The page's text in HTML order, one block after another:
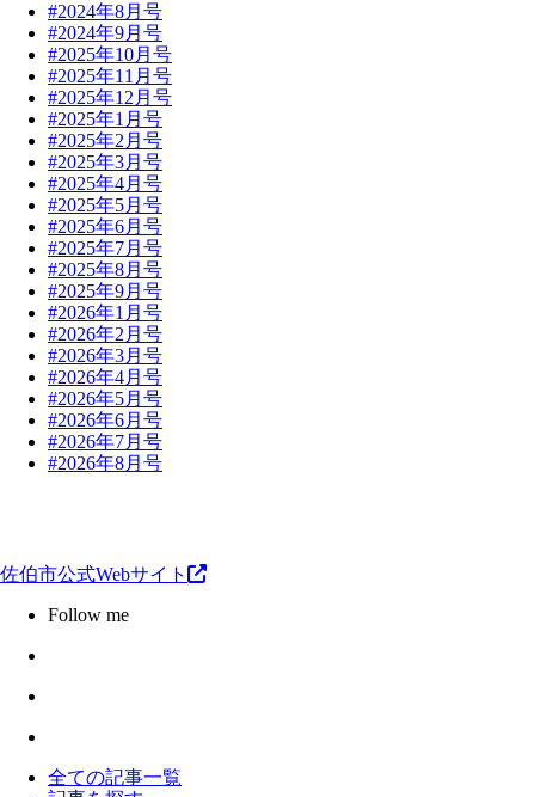
#2024年8月号
#2024年9月号
#2025年10月号
#2025年11月号
#2025年12月号
#2025年1月号
#2025年2月号
#2025年3月号
#2025年4月号
#2025年5月号
#2025年6月号
#2025年7月号
#2025年8月号
#2025年9月号
#2026年1月号
#2026年2月号
#2026年3月号
#2026年4月号
#2026年5月号
#2026年6月号
#2026年7月号
#2026年8月号
佐伯市公式Webサイト
Follow me
全ての記事一覧